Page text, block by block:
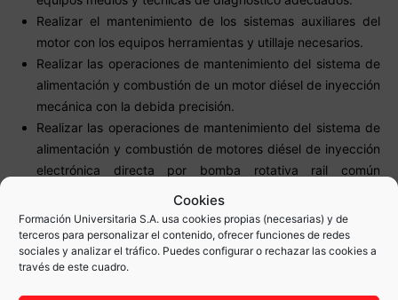
Cookies
Formación Universitaria S.A. usa cookies propias (necesarias) y de
terceros para personalizar el contenido, ofrecer funciones de redes
sociales y analizar el tráfico. Puedes configurar o rechazar las cookies a
través de este cuadro.
Realizar el mantenimiento de los sistemas auxiliares del
motor con los equipos herramientas y utillaje necesarios.
Realizar las operaciones de mantenimiento del sistema de
alimentación y combustión de un motor diésel de inyección
mecánica con la debida precisión.
Realizar las operaciones de mantenimiento del sistema de
alimentación y combustión de motores diésel de inyección
electrónica directa por bomba rotativa rail común
(common rail) e inyector bomba con la debida precisión.
También te recomendamos…